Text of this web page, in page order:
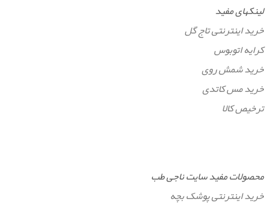
لینکهای مفید
خرید اینترنتی تاج گل
کرایه اتوبوس
خرید شمش روی
خرید مس کاتدی
ترخیص کالا
محصولات مفید سایت ناجی طب
خرید اینترنتی پوشک بچه